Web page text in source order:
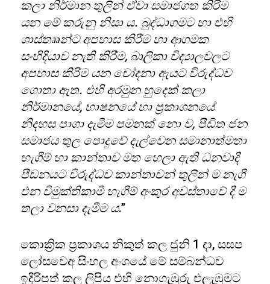
කලා නිර්මාන තුලින් ඒවා සමාජගත කිරිම
යන මේ කරුනු නිසා ය. බුද්ධාගමට හා එහි
ශාස්තෲන්ට අපහාස කිරීම හා ආගමක
සංහිදියාව නැති කිරීම, බාලිකා විද්‍යාලවලට
අපහාස කිරිම යන චෝදනා ඇයට විරුද්ධව
ගොතා ඇත. එහි අරමුන හුදෙක් කලා
නිර්මානයේ, භාෂනයේ හා ප්‍රකාශනයේ
නිදහස පාගා දැමීම පමනක් නො ව, පීඩිත ජන
සමාජය තුල පොදුවේ දැල්වෙන සමානාත්මතා
හැගීම් හා කාන්තාව මත හෙලා ඇති ධනවාදී
පීඩනයට විරුද්ධව කාන්තාවන් තුලින් ම නැගී
එන විමුක්තිකාමී හැගීම් අංකුර අවස්තාවේ දී ම
තලා වනසා දැමීම ය.”
කොක්‍රික ප්‍රකාශය නිකුත් කල ජුනි 1 දා, සසප
ලෝසවෙඅ සිංහල අංශයේ මේ සම්බන්ධව
ඉදිරිපත් කල ලිපිය එහි නොගැඹුරු එලැඹුමට